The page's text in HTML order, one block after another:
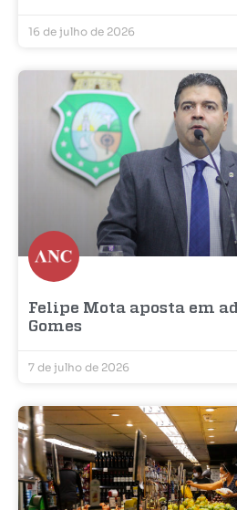
16 de julho de 2026
Felipe Mota aposta em
Gomes
7 de julho de 2026